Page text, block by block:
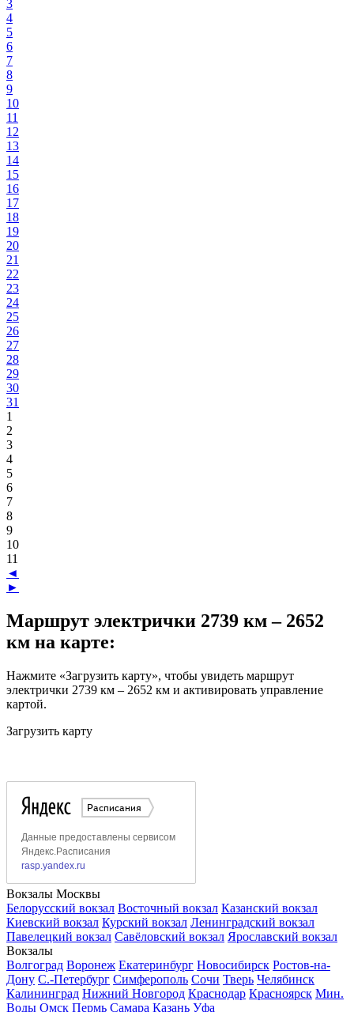
3
4
5
6
7
8
9
10
11
12
13
14
15
16
17
18
19
20
21
22
23
24
25
26
27
28
29
30
31
1
2
3
4
5
6
7
8
9
10
11
◄
►
Маршрут электрички 2739 км – 2652
км на карте:
Нажмите «Загрузить карту», чтобы увидеть маршрут
электрички 2739 км – 2652 км и активировать управление
картой.
Загрузить карту
Вокзалы Москвы
Белорусский вокзал Восточный вокзал Казанский вокзал
Киевский вокзал Курский вокзал Ленинградский вокзал
Павелецкий вокзал Савёловский вокзал Ярославский вокзал
Вокзалы
Волгоград Воронеж Екатеринбург Новосибирск Ростов-на-
Дону С.-Петербург Симферополь Сочи Тверь Челябинск
Калининград Нижний Новгород Краснодар Красноярск Мин.
Воды Омск Пермь Самара Казань Уфа